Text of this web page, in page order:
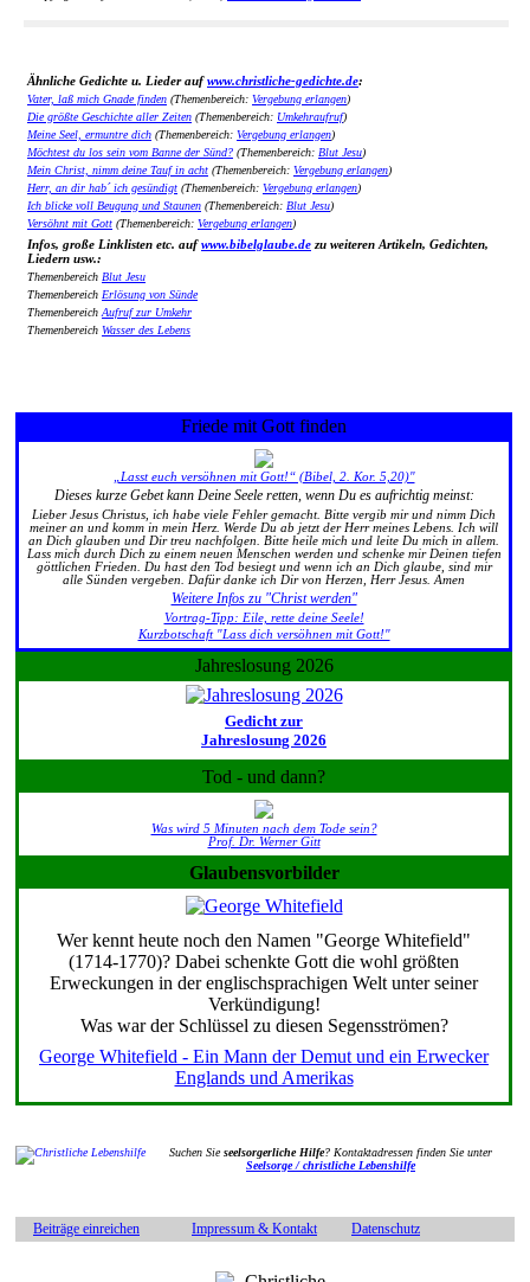
Ähnliche Gedichte u. Lieder aufwww.christliche-gedichte.de:
Vater, laß mich Gnade finden (Themenbereich: Vergebung erlangen)
Die größte Geschichte aller Zeiten (Themenbereich: Umkehraufruf)
Meine Seel, ermuntre dich (Themenbereich: Vergebung erlangen)
Möchtest du los sein vom Banne der Sünd? (Themenbereich: Blut Jesu)
Mein Christ, nimm deine Tauf in acht (Themenbereich: Vergebung erlangen)
Herr, an dir hab´ ich gesündigt (Themenbereich: Vergebung erlangen)
Ich blicke voll Beugung und Staunen (Themenbereich: Blut Jesu)
Versöhnt mit Gott (Themenbereich: Vergebung erlangen)
Infos, große Linklisten etc. aufwww.bibelglaube.de zu weiteren Artikeln, Gedichten,
Liedern usw.:
Themenbereich Blut Jesu
Themenbereich Erlösung von Sünde
ThemenbereichAufruf zur Umkehr
Themenbereich Wasser des Lebens
Friede mit Gott finden
„Lasst euch versöhnen mit Gott!“ (Bibel, 2. Kor. 5,20)"
Dieses kurze Gebet kann Deine Seele retten, wenn Du es aufrichtig meinst:
Lieber Jesus Christus, ich habe viele Fehler gemacht. Bitte vergib mir und nimm Dich
meiner an und komm in mein Herz. Werde Du ab jetzt der Herr meines Lebens. Ich will
an Dich glauben und Dir treu nachfolgen. Bitte heile mich und leite Du mich in allem.
Lass mich durch Dich zu einem neuen Menschen werden und schenke mir Deinen tiefen
göttlichen Frieden. Du hast den Tod besiegt und wenn ich an Dich glaube, sind mir
alle Sünden vergeben. Dafür danke ich Dir von Herzen, Herr Jesus. Amen
Weitere Infos zu "Christ werden"
Vortrag-Tipp: Eile, rette deine Seele!
Kurzbotschaft "Lass dich versöhnen mit Gott!"
Jahreslosung 2026
Gedicht zur
Jahreslosung 2026
Tod - und dann?
Was wird 5 Minuten nach dem Tode sein?
Prof. Dr. Werner Gitt
Glaubensvorbilder
Wer kennt heute noch den Namen "George Whitefield"
(1714-1770)? Dabei schenkte Gott die wohl größten
Erweckungen in der englischsprachigen Welt unter seiner
Verkündigung!
Was war der Schlüssel zu diesen Segensströmen?
George Whitefield - Ein Mann der Demut und ein Erwecker
Englands und Amerikas
Suchen Sieseelsorgerliche Hilfe? Kontaktadressen finden Sie unter
Seelsorge / christliche Lebenshilfe
Beiträge einreichen Impressum & Kontakt Datenschutz